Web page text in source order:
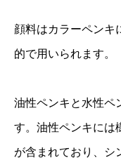
顔料はカラーペンキ
的で用いられます。
油性ペンキと水性ペ
す。油性ペンキには
が含まれており、シ